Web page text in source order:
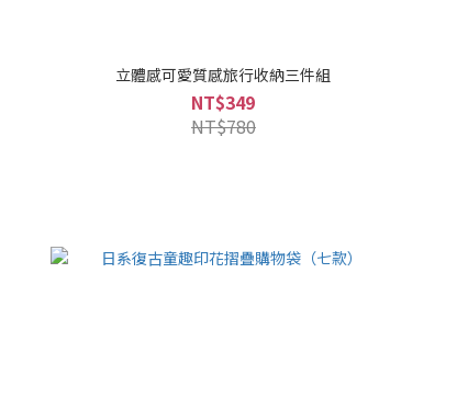
立體感可愛質感旅行收納三件組
NT$349
NT$780